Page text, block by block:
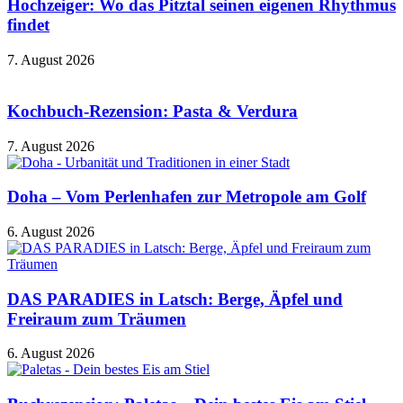
Hochzeiger: Wo das Pitztal seinen eigenen Rhythmus
findet
7. August 2026
Kochbuch-Rezension: Pasta & Verdura
7. August 2026
Doha – Vom Perlenhafen zur Metropole am Golf
6. August 2026
DAS PARADIES in Latsch: Berge, Äpfel und
Freiraum zum Träumen
6. August 2026